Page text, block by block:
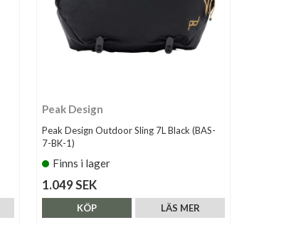
Peak Design
Peak Design Outdoor Sling 7L Black (BAS-
7-BK-1)
Finns i lager
1.049 SEK
LÄS MER
KÖP